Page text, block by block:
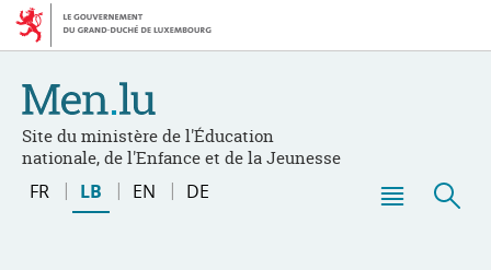
Bei
den
Aller
au
Site du ministère de l'Éducation
nationale, de l'Enfance et de la Jeunesse
Changer
FR LB EN DE